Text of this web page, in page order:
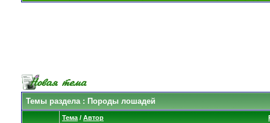
Темы раздела: Породы лошадей
Тема / Автор